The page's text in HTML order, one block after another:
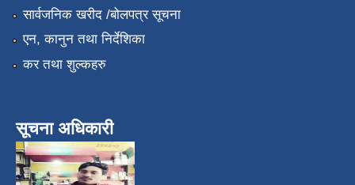
सार्वजनिक खरीद /बोलपत्र सूचना
एन, कानुन तथा निर्देशिका
कर तथा शुल्कहरु
सूचना अधिकारी